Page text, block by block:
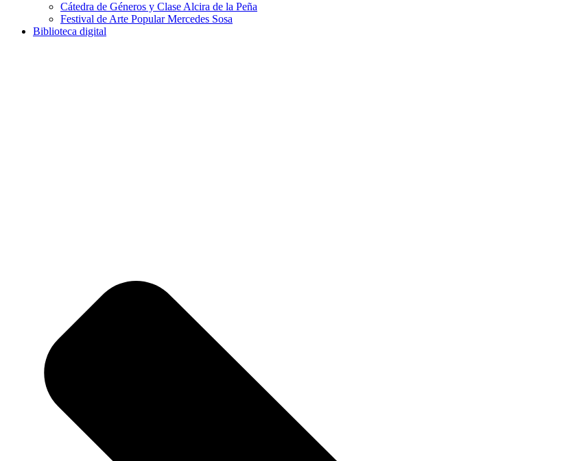
Cátedra de Géneros y Clase Alcira de la Peña
Festival de Arte Popular Mercedes Sosa
Biblioteca digital